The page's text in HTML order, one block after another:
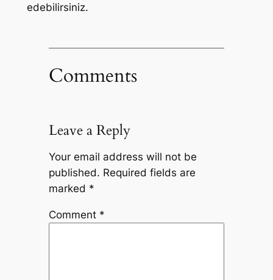
edebilirsiniz.
Comments
Leave a Reply
Your email address will not be
published. Required fields are
marked *
Comment *